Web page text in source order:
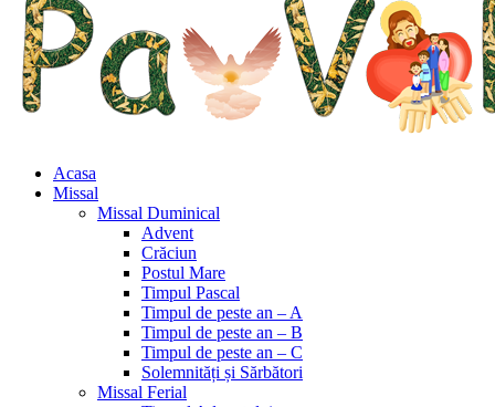
Acasa
Missal
Missal Duminical
Advent
Crăciun
Postul Mare
Timpul Pascal
Timpul de peste an – A
Timpul de peste an – B
Timpul de peste an – C
Solemnități și Sărbători
Missal Ferial